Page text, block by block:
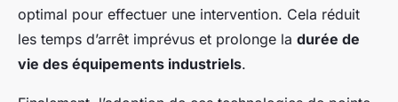
optimal pour effectuer une intervention. Cela réduit
les temps d’arrêt imprévus et prolonge la durée de
vie des équipements industriels.